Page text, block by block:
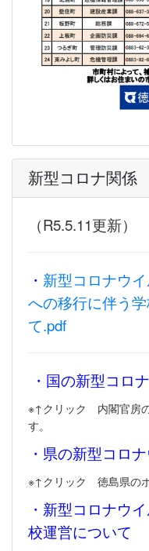
新型コロナ関係
（R5.5.11更新）
・ 新型コロナウ
への移行に伴う
て.pdf
・国の新型コロ
※↑クリック 内閣官房
す。
・県の新型コロ
※↑クリック 徳島県のホ
・新型コロナウ
校運営について